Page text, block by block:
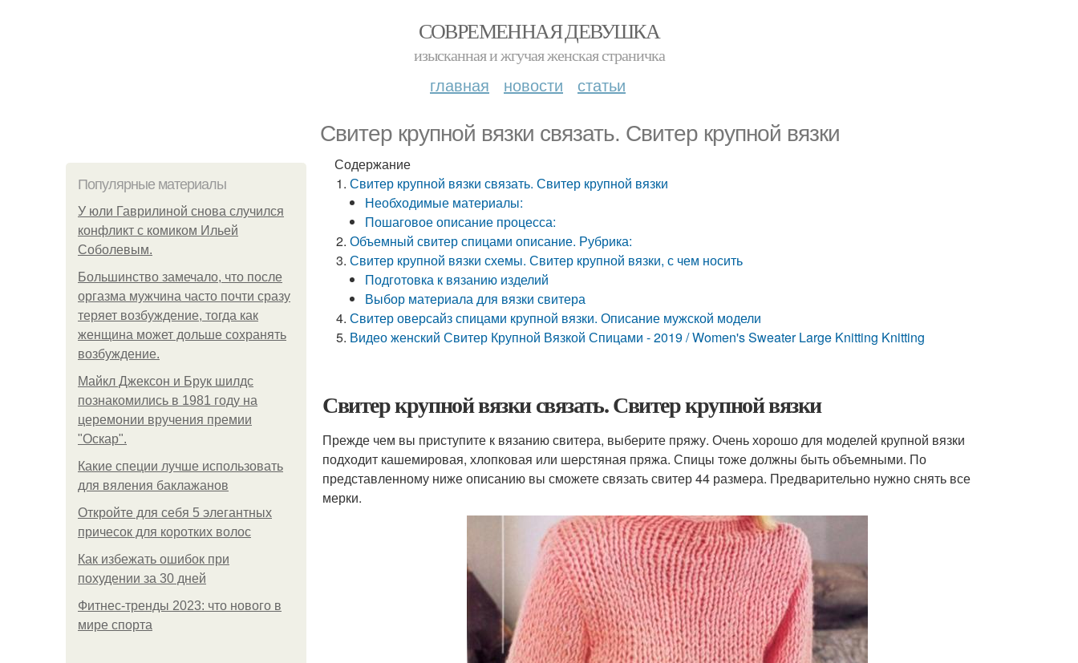
СОВРЕМЕННАЯ ДЕВУШКА
изысканная и жгучая женская страничка
главная новости статьи
Свитер крупной вязки связать. Свитер крупной вязки
Популярные материалы
У юли Гаврилиной снова случился
конфликт с комиком Ильей
Соболевым.
Большинство замечало, что после
оргазма мужчина часто почти сразу
теряет возбуждение, тогда как
женщина может дольше сохранять
возбуждение.
Майкл Джексон и Брук шилдс
познакомились в 1981 году на
церемонии вручения премии
"Оскар".
Какие специи лучше использовать
для вяления баклажанов
Откройте для себя 5 элегантных
причесок для коротких волос
Как избежать ошибок при
похудении за 30 дней
Фитнес-тренды 2023: что нового в
мире спорта
Содержание
Свитер крупной вязки связать. Свитер крупной вязки
Необходимые материалы:
Пошаговое описание процесса:
Объемный свитер спицами описание. Рубрика:
Свитер крупной вязки схемы. Свитер крупной вязки, с чем носить
Подготовка к вязанию изделий
Выбор материала для вязки свитера
Свитер оверсайз спицами крупной вязки. Описание мужской модели
Видео женский Свитер Крупной Вязкой Спицами - 2019 / Women's Sweater Large Knitting Knitting
Свитер крупной вязки связать. Свитер крупной вязки
Прежде чем вы приступите к вязанию свитера, выберите пряжу. Очень хорошо для моделей крупной вязки
подходит кашемировая, хлопковая или шерстяная пряжа. Спицы тоже должны быть объемными. По
представленному ниже описанию вы сможете связать свитер 44 размера. Предварительно нужно снять все
мерки.